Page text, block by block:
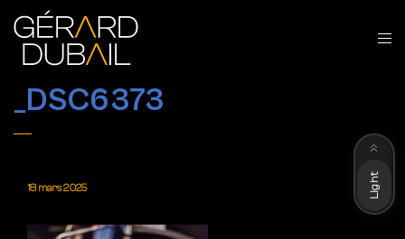
_DSC6373
18 mars 2025 Light
Dark